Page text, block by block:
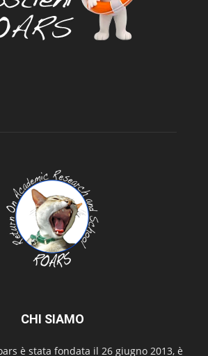
CHI SIAMO
è stata fondata il 26 giugno 2013, è